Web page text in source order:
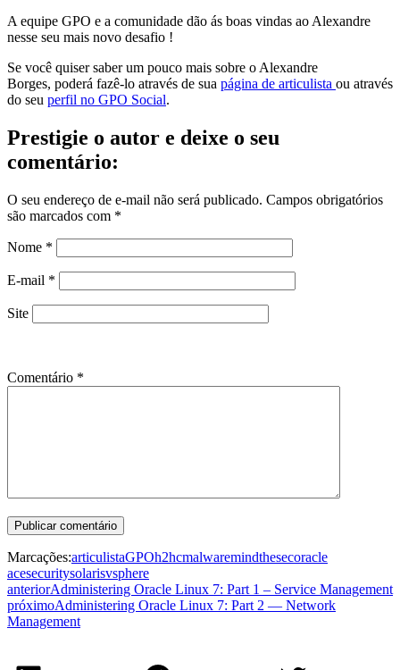
A equipe GPO e a comunidade dão ás boas vindas ao Alexandre
nesse seu mais novo desafio !
Se você quiser saber um pouco mais sobre o Alexandre
Borges, poderá fazê-lo através de sua página de articulista ou através
do seu perfil no GPO Social.
Prestigie o autor e deixe o seu
comentário:
O seu endereço de e-mail não será publicado. Campos obrigatórios
são marcados com *
Nome *
E-mail *
Site
Comentário *
Marcações:articulistaGPOh2hcmalwaremindthesecoracle
acesecuritysolarisvsphere
anteriorAdministering Oracle Linux 7: Part 1 – Service Management
próximoAdministering Oracle Linux 7: Part 2 — Network
Management